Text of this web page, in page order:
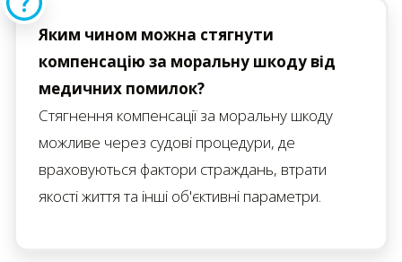
Яким чином можна стягнути
компенсацію за моральну шкоду від
медичних помилок?
Стягнення компенсації за моральну шкоду
можливе через судові процедури, де
враховуються фактори страждань, втрати
якості життя та інші об'єктивні параметри.